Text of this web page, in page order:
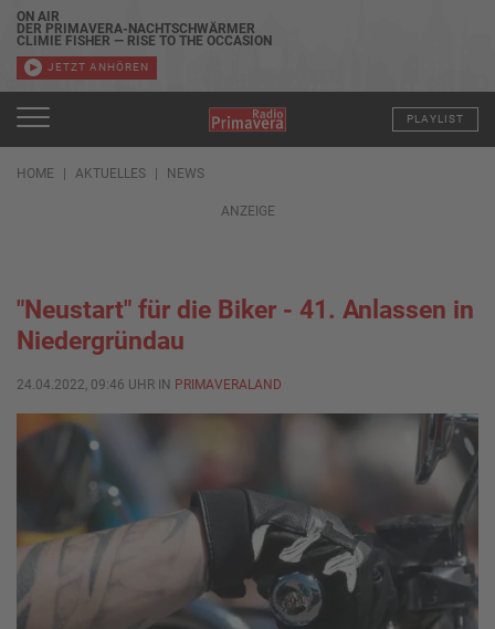
ON AIR
DER PRIMAVERA-NACHTSCHWÄRMER
CLIMIE FISHER — RISE TO THE OCCASION
JETZT ANHÖREN
PLAYLIST
HOME AKTUELLES NEWS
ANZEIGE
"Neustart" für die Biker - 41. Anlassen in
Niedergründau
24.04.2022, 09:46 UHR IN PRIMAVERALAND